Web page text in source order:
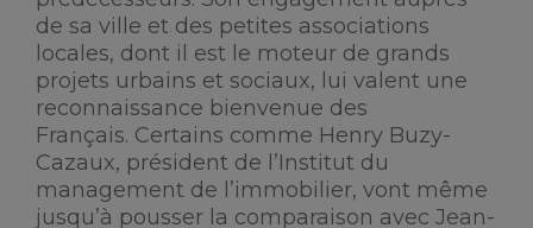
de sa ville et des petites associations
locales, dont il est le moteur de grands
projets urbains et sociaux, lui valent une
reconnaissance bienvenue des
Français. Certains comme Henry Buzy-
Cazaux, président de l’Institut du
management de l’immobilier, vont même
jusqu’à pousser la comparaison avec Jean-